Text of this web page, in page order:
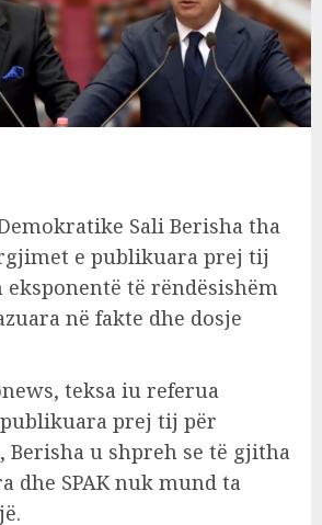
Sali Berisha tha
e publikuara prej tij
të rëndësishëm
në fakte dhe dosje
teksa iu referua
prej tij për
Berisha u shpreh se të gjitha
dhe SPAK nuk mund ta